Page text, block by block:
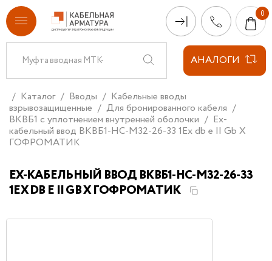
АНАЛОГИ
Каталог Вводы
Кабельные вводы
взрывозащищенные
Для бронированного кабеля
ВКВБ1 с уплотнением внутренней оболочки
Ех-
кабельный ввод ВКВБ1-НС-M32-26-33 1Ex db e II Gb X
ГОФРОМАТИК
ЕХ-КАБЕЛЬНЫЙ ВВОД ВКВБ1-НС-M32-26-33
1EX DB E II GB X ГОФРОМАТИК